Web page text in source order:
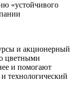
«устойчивого
и акционерный
цветными
и помогают
технологический